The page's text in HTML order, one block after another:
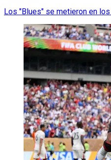
Los "Blues" se metieron en